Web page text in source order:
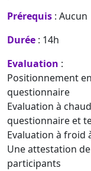
Prérequis : Aucun
Durée : 14h
Evaluation :
Positionnement
questionnaire
Evaluation à
questionnaire et
Evaluation à froid
Une attestation
participants